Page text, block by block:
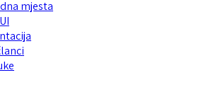
mjesta